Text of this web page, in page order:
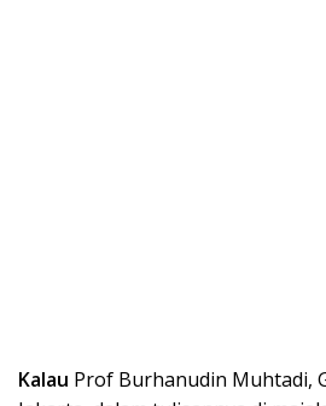
Kalau Prof Burhanudin Muhtadi,